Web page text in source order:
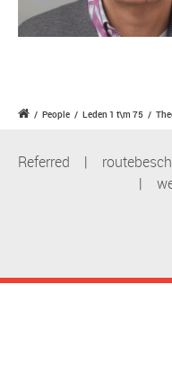
/ People / Leden 1 t\m 75 /
Referred |
|